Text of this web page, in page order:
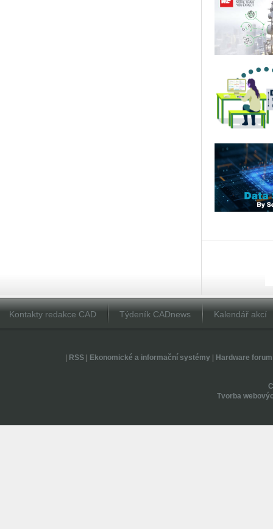
Kontakty redakce CAD Týdeník CADnews Kalendář akcí
RSS| Ekonomické a informační systémy| Hardware forum
Tvorba